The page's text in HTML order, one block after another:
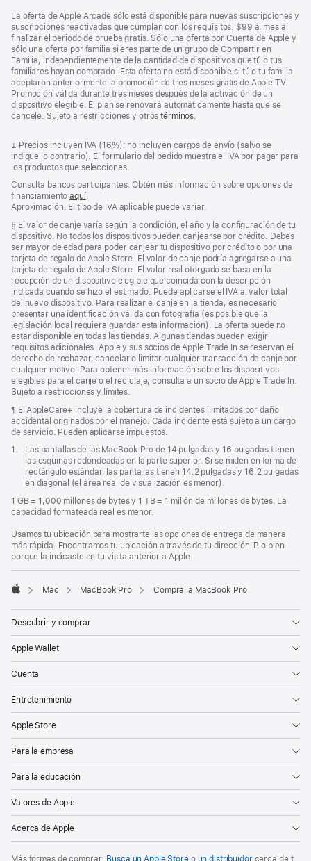
La oferta de Apple Arcade sólo está disponible para nuevas suscripciones y
suscripciones reactivadas que cumplan con los requisitos. $99 al mes al
finalizar el periodo de prueba gratis. Sólo una oferta por Cuenta de Apple y
sólo una oferta por familia si eres parte de un grupo de Compartir en
Familia, independientemente de la cantidad de dispositivos que tú o tus
familiares hayan comprado. Esta oferta no está disponible si tú o tu familia
aceptaron anteriormente la promoción de tres meses gratis de Apple TV.
Promoción válida durante tres meses después de la activación de un
dispositivo elegible. El plan se renovará automáticamente hasta que se
cancele. Sujeto a restricciones y otrostérminos.
Nota
al
pie
± Precios incluyen IVA (16%); no incluyen cargos de envío (salvo se
indique lo contrario). El formulario del pedido muestra el IVA por pagar para
los productos que selecciones.
Consulta bancos participantes. Obtén más información sobre opciones de
financiamientoaquí.
abre
una
pestaña
nueva)
Aproximación. El tipo de IVA aplicable puede variar.
Nota
al
pie
§ El valor de canje varía según la condición, el año y la configuración de tu
dispositivo. No todos los dispositivos pueden canjearse por crédito. Debes
ser mayor de edad para poder canjear tu dispositivo por crédito o por una
tarjeta de regalo de Apple Store. El valor de canje podría agregarse a una
tarjeta de regalo de Apple Store. El valor real otorgado se basa en la
recepción de un dispositivo elegible que coincida con la descripción
indicada cuando se hizo el estimado. Puede aplicarse el IVA al valor total
del nuevo dispositivo. Para realizar el canje en la tienda, es necesario
presentar una identificación válida con fotografía (es posible que la
legislación local requiera guardar esta información). La oferta puede no
estar disponible en todas las tiendas. Algunas tiendas pueden exigir
requisitos adicionales. Apple y sus socios de Apple Trade In se reservan el
derecho de rechazar, cancelar o limitar cualquier transacción de canje por
cualquier motivo. Para obtener más información sobre los dispositivos
elegibles para el canje o el reciclaje, consulta a un socio de Apple Trade In.
Sujeto a restricciones y límites.
Nota
al
pie
¶ El AppleCare+ incluye la cobertura de incidentes ilimitados por daño
accidental originados por el manejo. Cada incidente está sujeto a un cargo
de servicio. Pueden aplicarse impuestos.
Nota
1.
Las pantallas de las MacBook Pro de 14 pulgadas y 16 pulgadas tienen
las esquinas redondeadas en la parte superior. Si se miden en forma de
rectángulo estándar, las pantallas tienen 14.2 pulgadas y 16.2 pulgadas
en diagonal (el área real de visualización es menor).
1 GB = 1,000 millones de bytes y 1 TB = 1 millón de millones de bytes. La
capacidad formateada real es menor.
Usamos tu ubicación para mostrarte las opciones de entrega de manera
más rápida. Encontramos tu ubicación a través de tu dirección IP o bien
porque la indicaste en tu visita anterior a Apple.
Mac MacBook Pro Compra la MacBook Pro
Descubrir y comprar
Apple Wallet
Cuenta
Entretenimiento
Apple Store
Para la empresa
Para la educación
Valores de Apple
Acerca de Apple
Más formas de comprar: Busca un Apple Storeo un distribuidorcerca de ti.